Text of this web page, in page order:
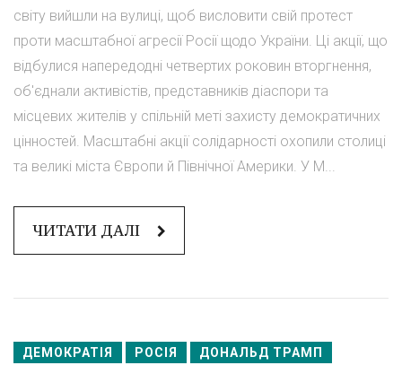
світу вийшли на вулиці, щоб висловити свій протест
проти масштабної агресії Росії щодо України. Ці акції, що
відбулися напередодні четвертих роковин вторгнення,
об'єднали активістів, представників діаспори та
місцевих жителів у спільній меті захисту демократичних
цінностей. Масштабні акції солідарності охопили столиці
та великі міста Європи й Північної Америки. У М...
ЧИТАТИ ДАЛІ
ДЕМОКРАТІЯ РОСІЯ ДОНАЛЬД ТРАМП